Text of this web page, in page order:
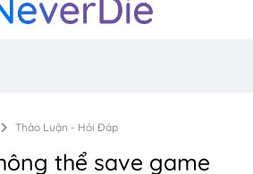
Thảo Luận - Hỏi Đáp
thể save game